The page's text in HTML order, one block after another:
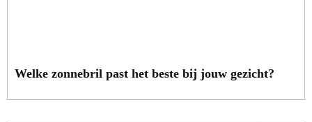
Welke zonnebril past het beste bij jouw gezicht?